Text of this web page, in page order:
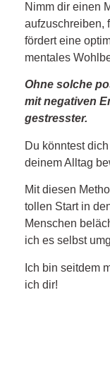
Nimm dir einen
aufzuschreiben,
fördert eine
mentales
Ohne solche
mit negativen
gestresster.
Du könntest
deinem Alltag
Mit diesen
tollen Start in
Menschen
ich es selbst
Ich bin seitdem
ich dir!